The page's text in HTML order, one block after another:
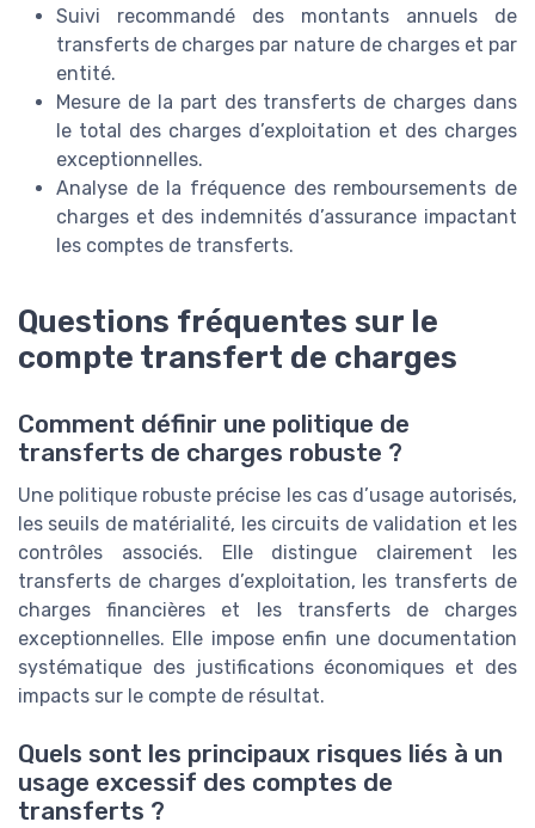
Suivi recommandé des montants annuels de
transferts de charges par nature de charges et par
entité.
Mesure de la part des transferts de charges dans
le total des charges d’exploitation et des charges
exceptionnelles.
Analyse de la fréquence des remboursements de
charges et des indemnités d’assurance impactant
les comptes de transferts.
Questions fréquentes sur le
compte transfert de charges
Comment définir une politique de
transferts de charges robuste ?
Une politique robuste précise les cas d’usage autorisés,
les seuils de matérialité, les circuits de validation et les
contrôles associés. Elle distingue clairement les
transferts de charges d’exploitation, les transferts de
charges financières et les transferts de charges
exceptionnelles. Elle impose enfin une documentation
systématique des justifications économiques et des
impacts sur le compte de résultat.
Quels sont les principaux risques liés à un
usage excessif des comptes de
transferts ?